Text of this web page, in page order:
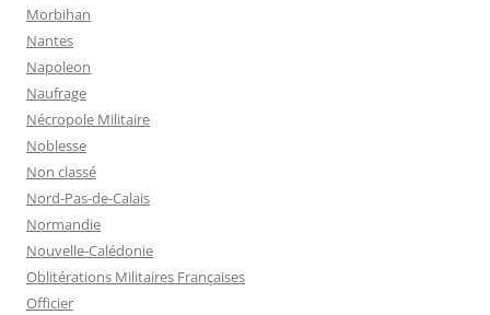
Morbihan
Nantes
Napoleon
Naufrage
Nécropole Militaire
Noblesse
Non classé
Nord-Pas-de-Calais
Normandie
Nouvelle-Calédonie
Oblitérations Militaires Françaises
Officier